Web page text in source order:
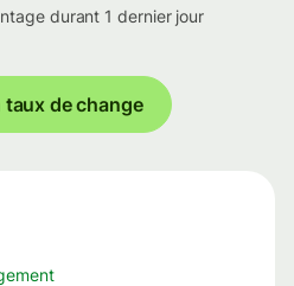
durant 1 dernier jour
taux de change